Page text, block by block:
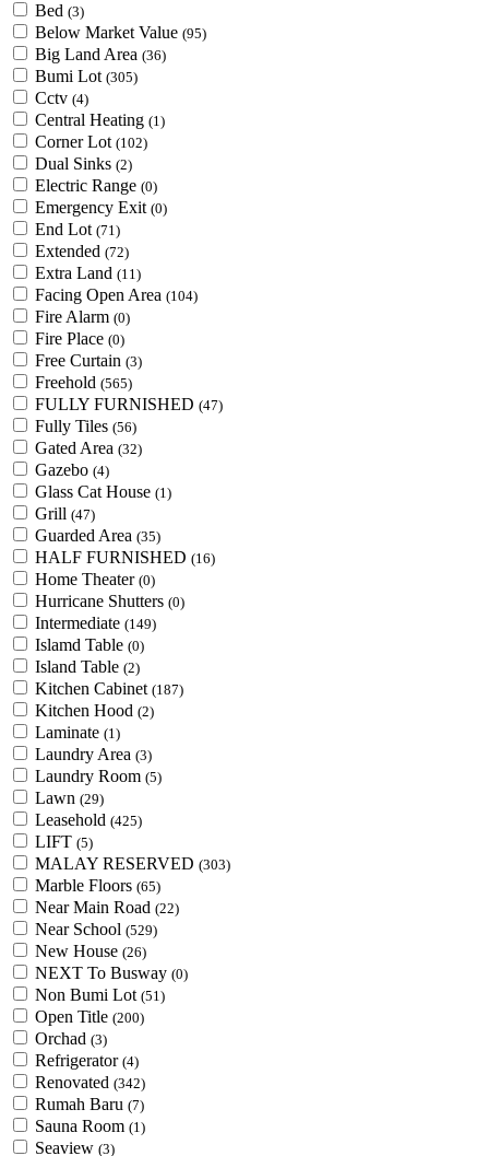
Bed (3)
Below Market Value (95)
Big Land Area (36)
Bumi Lot (305)
Cctv (4)
Central Heating (1)
Corner Lot (102)
Dual Sinks (2)
Electric Range (0)
Emergency Exit (0)
End Lot (71)
Extended (72)
Extra Land (11)
Facing Open Area (104)
Fire Alarm (0)
Fire Place (0)
Free Curtain (3)
Freehold (565)
FULLY FURNISHED (47)
Fully Tiles (56)
Gated Area (32)
Gazebo (4)
Glass Cat House (1)
Grill (47)
Guarded Area (35)
HALF FURNISHED (16)
Home Theater (0)
Hurricane Shutters (0)
Intermediate (149)
Islamd Table (0)
Island Table (2)
Kitchen Cabinet (187)
Kitchen Hood (2)
Laminate (1)
Laundry Area (3)
Laundry Room (5)
Lawn (29)
Leasehold (425)
LIFT (5)
MALAY RESERVED (303)
Marble Floors (65)
Near Main Road (22)
Near School (529)
New House (26)
NEXT To Busway (0)
Non Bumi Lot (51)
Open Title (200)
Orchad (3)
Refrigerator (4)
Renovated (342)
Rumah Baru (7)
Sauna Room (1)
Seaview (3)